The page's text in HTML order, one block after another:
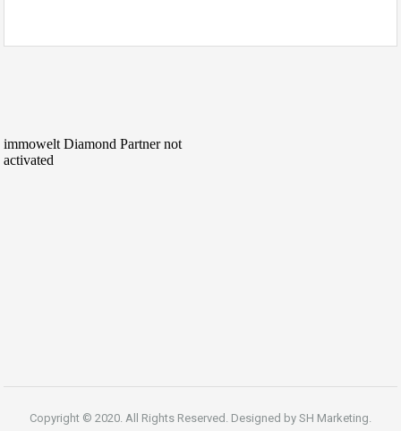
Copyright © 2020. All Rights Reserved. Designed by SH Marketing.